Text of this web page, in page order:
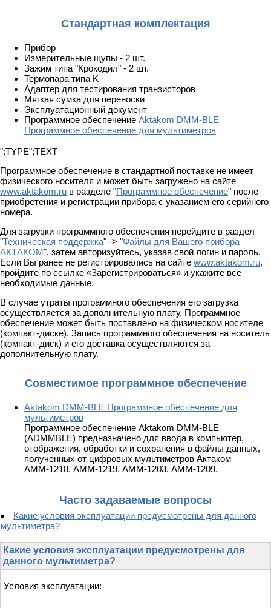
Стандартная комплектация
Прибор
Измерительные щупы - 2 шт.
Зажим типа "Крокодил" - 2 шт.
Термопара типа K
Адаптер для тестирования транзисторов
Мягкая сумка для переноски
Эксплуатационный документ
Программное обеспечение Aktakom DMM-BLE
Программное обеспечение для мультиметров
";TYPE";TEXT
Программное обеспечение в стандартной поставке не имеет
физического носителя и может быть загружено на сайте
www.aktakom.ru в разделе "Программное обеспечение" после
приобретения и регистрации прибора с указанием его серийного
номера.
Для загрузки программного обеспечения перейдите в раздел
"Техническая поддержка" -> "Файлы для Вашего прибора
АКТАКОМ", затем авторизуйтесь, указав свой логин и пароль.
Если Вы ранее не регистрировались на сайте www.aktakom.ru,
пройдите по ссылке «Зарегистрироваться» и укажите все
необходимые данные.
В случае утраты программного обеспечения его загрузка
осуществляется за дополнительную плату. Программное
обеспечение может быть поставлено на физическом носителе
(компакт-диске). Запись программного обеспечения на носитель
(компакт-диск) и его доставка осуществляются за
дополнительную плату.
Совместимое программное обеспечение
Aktakom DMM-BLE Программное обеспечение для
мультиметров
Программное обеспечение Aktakom DMM-BLE
(ADMMBLE) предназначено для ввода в компьютер,
отображения, обработки и сохранения в файлы данных,
полученных от цифровых мультиметров Актаком
АММ-1218, АММ-1219, АММ-1203, АММ-1209.
Часто задаваемые вопросы
Какие условия эксплуатации предусмотрены для данного
мультиметра?
Какие условия эксплуатации предусмотрены для
данного мультиметра?
Условия эксплуатации: